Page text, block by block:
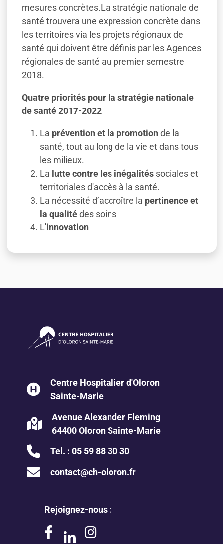
mesures concrètes.La stratégie nationale de
santé trouvera une expression concrète dans
les territoires via les projets régionaux de
santé qui doivent être définis par les Agences
régionales de santé au premier semestre
2018.
Quatre priorités pour la stratégie nationale
de santé 2017-2022
La prévention et la promotionde la
santé, tout au long de la vie et dans tous
les milieux.
La lutte contre les inégalitéssociales et
territoriales d'accès à la santé.
La nécessité d’accroître la pertinence et
la qualitédes soins
L'innovation
Centre Hospitalier d'Oloron
Sainte-Marie
Avenue Alexander Fleming
64400 Oloron Sainte-Marie
Tel. : 05 59 88 30 30
contact@ch-oloron.fr
Rejoignez-nous :